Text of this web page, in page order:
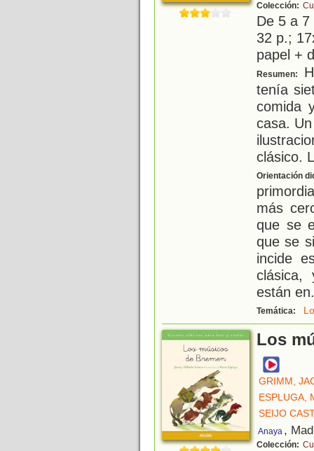
Colección:
De 5 a
32 p.;
papel +
Resumen:
tenía
comida
casa.
clásico.
Orientación
más
que se
que se
incide
clásica,
están en
Temática:
Los
GRIMM,
ESPLUGA,
SEIJO
Anaya ,
Colección: